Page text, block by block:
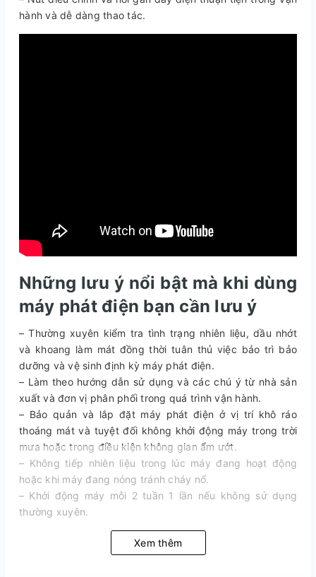
hành và dễ dàng thao tác.
Những lưu ý nổi bật mà khi dùng
máy phát điện bạn cần lưu ý
– Thường xuyên kiểm tra tình trạng nhiên liệu, dầu nhớt
và khoang làm mát đồng thời tuân thủ việc bảo trì bảo
dưỡng và vệ sinh định kỳ máy phát điện.
– Làm theo hướng dẫn sử dụng và các chú ý từ nhà sản
xuất và đơn vị phân phối trong quá trình vận hành.
– Bảo quản và lắp đặt máy phát điện ở vị trí khô ráo
thoáng mát và tuyệt đối không khởi động máy trong trời
mưa hoặc trong điều kiện không gian ẩm ướt.
– Không tiếp nhiên liệu trong lúc máy đang hoạt động
hoặc khi máy đang nóng tránh cháy nổ.
– Khởi động máy mỗi 2 tuần 1 lần nếu không sử dụng
thường xuyên.
Xem thêm